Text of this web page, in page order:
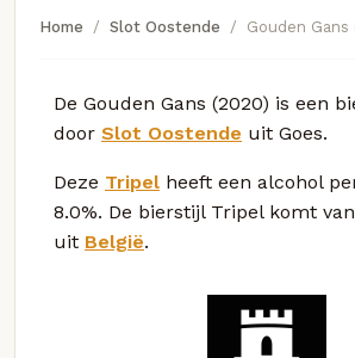
Home Slot Oostende Gouden Gans
De Gouden Gans (2020) is een
door Slot Oostende uit Goes.
Deze Tripel heeft een alcohol
8.0%. De bierstijl Tripel komt
uit België.